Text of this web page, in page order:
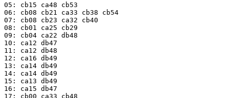
05: cb15 ca48 cb53
06: cb08 cb21 ca33 cb38 cb54
07: cb08 cb23 ca32 cb40
08: cb01 ca25 cb29
09: cb04 ca22 db48
10: ca12 db47
11: ca12 db48
12: ca16 db49
13: ca14 db49
14: ca14 db49
15: ca13 db49
16: ca15 db47
17: cb00 ca33 cb48